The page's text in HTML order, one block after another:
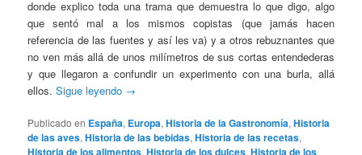
donde explico toda una trama que demuestra lo que digo, algo
que sentó mal a los mismos copistas (que jamás hacen
referencia de las fuentes y así les va) y a otros rebuznantes que
no ven más allá de unos milímetros de sus cortas entendederas
y que llegaron a confundir un experimento con una burla, allá
ellos.Sigue leyendo →
Publicado en España, Europa,Historia de la Gastronomía,Historia
de las aves,Historia de las bebidas,Historia de las recetas,
Historia de los alimentos,Historia de los dulces,Historia de los